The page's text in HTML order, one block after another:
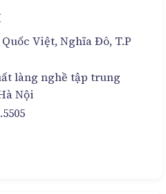
Hoàn
Cấp
Quốc Việt, Nghĩa Đô, T.P
làng nghề tập trung
Nội